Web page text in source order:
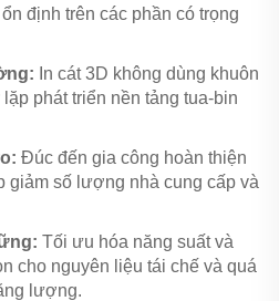
định trên các phần có trọng
In cát 3D không dùng khuôn
phát triển nền tảng tua-bin
Đúc đến gia công hoàn thiện
giảm số lượng nhà cung cấp và
Tối ưu hóa năng suất và
cho nguyên liệu tái chế và quá
lượng.